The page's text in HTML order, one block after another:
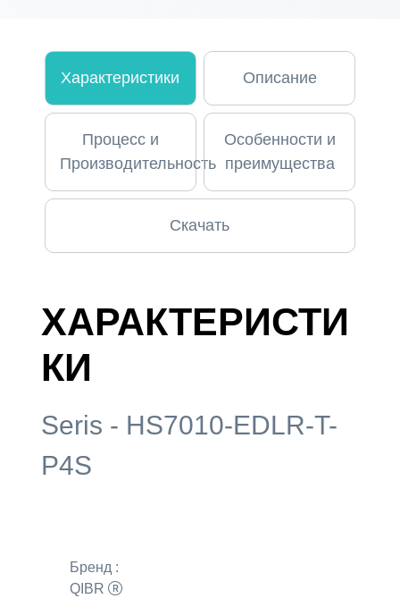
Характеристики Описание
Процесс и
Производительность
Особенности и
преимущества
Скачать
ХАРАКТЕРИСТИ
КИ
Seris - HS7010-EDLR-T-
P4S
Бренд :
QIBR